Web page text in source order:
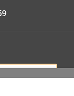
WIDERRUFEN